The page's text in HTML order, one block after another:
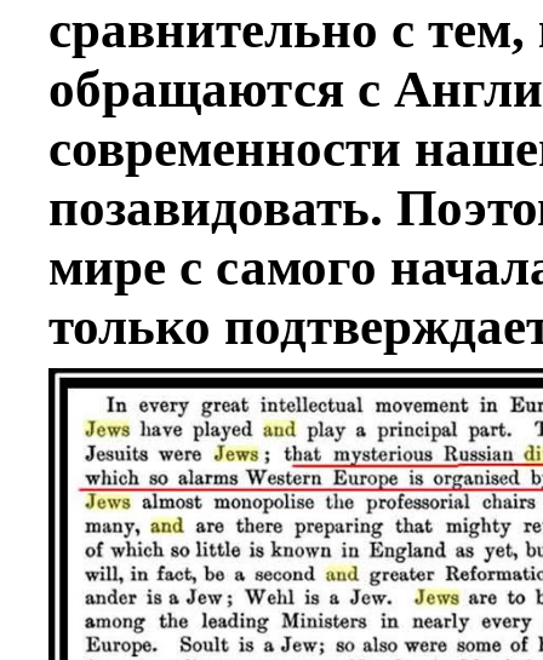
сравнительно с
обращаются с
современности
позавидовать.
мире с самого
только